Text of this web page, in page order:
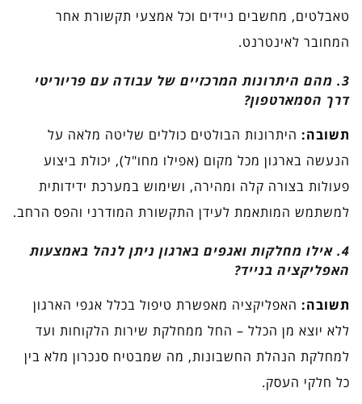
טאבלטים, מחשבים ניידים וכל אמצעי תקשורת אחר
המחובר לאינטרנט.
3. מהם היתרונות המרכזיים של עבודה עם פריוריטי
דרך הסמארטפון?
תשובה: היתרונות הבולטים כוללים שליטה מלאה על
הנעשה בארגון מכל מקום (אפילו מחו"ל), יכולת ביצוע
פעולות בצורה קלה ומהירה, ושימוש במערכת ידידותית
למשתמש המותאמת לעידן התקשורת המודרני והפס הרחב.
4. אילו מחלקות ואגפים בארגון ניתן לנהל באמצעות
האפליקציה בנייד?
תשובה: האפליקציה מאפשרת טיפול בכלל אגפי הארגון
ללא יוצא מן הכלל – החל ממחלקת שירות הלקוחות ועד
למחלקת הנהלת החשבונות, מה שמבטיח סנכרון מלא בין
כל חלקי העסק.